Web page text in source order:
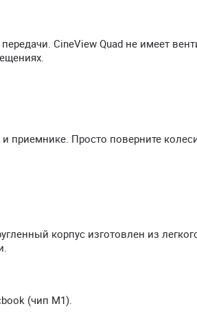
CineView Quad не имеет
приемнике. Просто поверните
корпус изготовлен из
(чип M1).